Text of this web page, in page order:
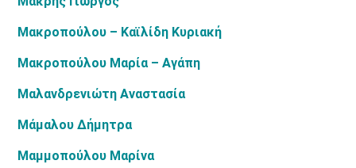
Μακροπούλου – Καϊλίδη Κυριακή
Μακροπούλου Μαρία – Αγάπη
Μαλανδρενιώτη Αναστασία
Μάμαλου Δήμητρα
Μαμμοπούλου Μαρίνα